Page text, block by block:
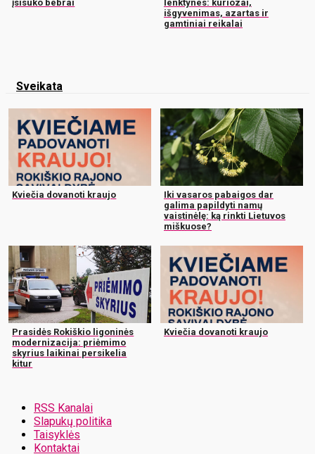
įsisuko bebrai
lenktynes: kuriozai,
išgyvenimas, azartas ir
gamtiniai reikalai
Sveikata
Kviečia dovanoti kraujo
Iki vasaros pabaigos dar
galima papildyti namų
vaistinėlę: ką rinkti Lietuvos
miškuose?
Prasidės Rokiškio ligoninės
modernizacija: priėmimo
skyrius laikinai persikelia
kitur
Kviečia dovanoti kraujo
RSS Kanalai
Slapukų politika
Taisyklės
Kontaktai